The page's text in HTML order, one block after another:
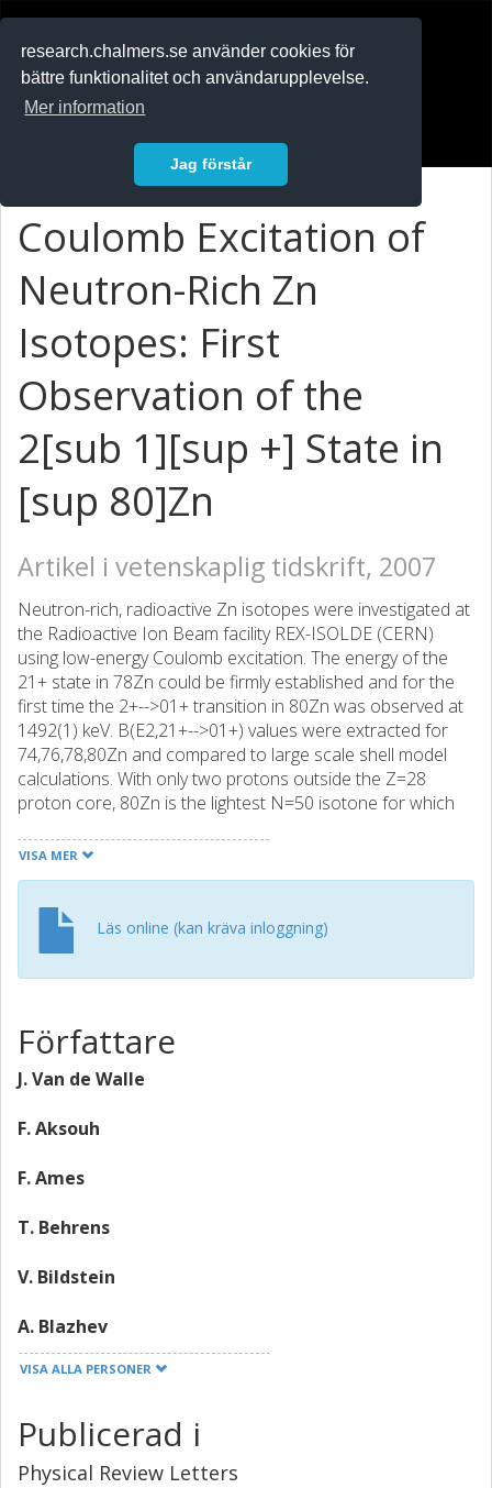
research.chalmers.se använder cookies för
bättre funktionalitet och användarupplevelse.
Mer information
Jag förstår
Coulomb Excitation of
Neutron-Rich Zn
Isotopes: First
Observation of the
2[sub 1][sup +] State in
[sup 80]Zn
Artikel i vetenskaplig tidskrift, 2007
Neutron-rich, radioactive Zn isotopes were investigated at
the Radioactive Ion Beam facility REX-ISOLDE (CERN)
using low-energy Coulomb excitation. The energy of the
21+ state in 78Zn could be firmly established and for the
first time the 2+-->01+ transition in 80Zn was observed at
1492(1) keV. B(E2,21+-->01+) values were extracted for
74,76,78,80Zn and compared to large scale shell model
calculations. With only two protons outside the Z=28
proton core, 80Zn is the lightest N=50 isotone for which
Two sets of advanced shell model calculations reproduce
the observed B(E2) systematics. The results for N=50
Z=28 proton core polarization. The new results serve as
benchmarks to establish theoretical models, predicting the
nuclear properties of the doubly magic nucleus 78Ni.
VISA MER
Läs online (kan kräva inloggning)
Författare
J. Van de Walle
F. Aksouh
F. Ames
T. Behrens
V. Bildstein
A. Blazhev
J. Cederkall
E. Clement
T. E. Cocolios
VISA ALLA PERSONER
Publicerad i
Physical Review Letters